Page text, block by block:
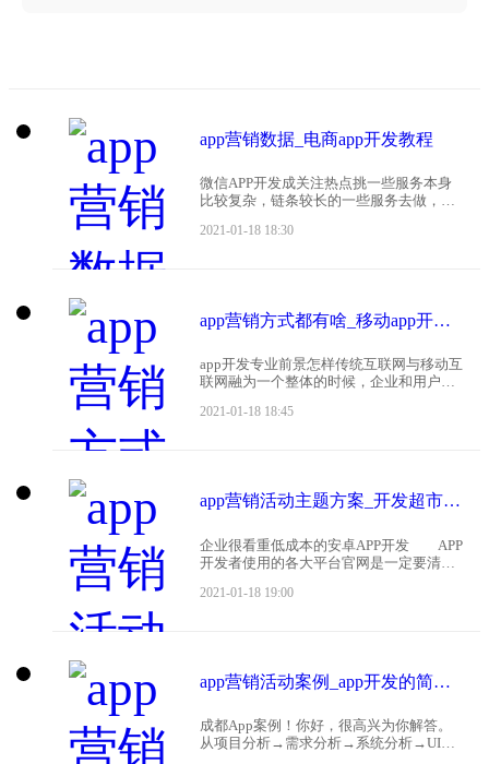
app营销数据_电商app开发教程
微信APP开发成关注热点挑一些服务本身
比较复杂，链条较长的一些服务去做，
过程中，抛弃过度营销，优化服务意识，
2021-01-18 18:30
app营销方式都有啥_移动app开发前景
app开发专业前景怎样传统互联网与移动互
联网融为一个整体的时候，企业和用户之
环：看到你了解你记住你，而这正是企业
2021-01-18 18:45
app营销活动主题方案_开发超市购物app价格
企业很看重低成本的安卓APP开发 APP
开发者使用的各大平台官网是一定要清楚
站也会经常播报相关资讯；此外，各大平
2021-01-18 19:00
app营销活动案例_app开发的简单案例分析
成都App案例！你好，很高兴为你解答。
从项目分析→需求分析→系统分析→UI设